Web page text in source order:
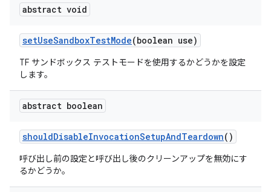
abstract void
setUseSandboxTestMode(boolean use)
TF サンドボックス テストモードを使用するかどうかを設定
します。
abstract boolean
shouldDisableInvocationSetupAndTeardown()
呼び出し前の設定と呼び出し後のクリーンアップを無効にす
るかどうか。